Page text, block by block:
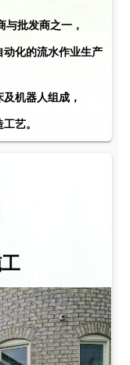
批发商之一，
化的流水作业生产
机器人组成，
艺。